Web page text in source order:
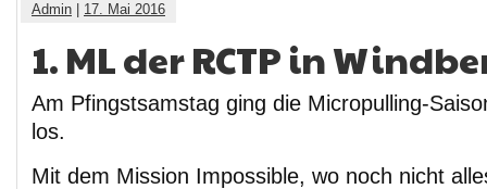
Admin 17. Mai 2016
1. ML der RCTP in
Am Pfingstsamstag ging die Micropulling-
los.
Mit dem Mission Impossible, wo noch nicht